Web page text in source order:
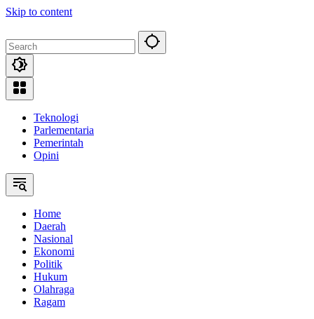
Skip to content
Teknologi
Parlementaria
Pemerintah
Opini
Home
Daerah
Nasional
Ekonomi
Politik
Hukum
Olahraga
Ragam